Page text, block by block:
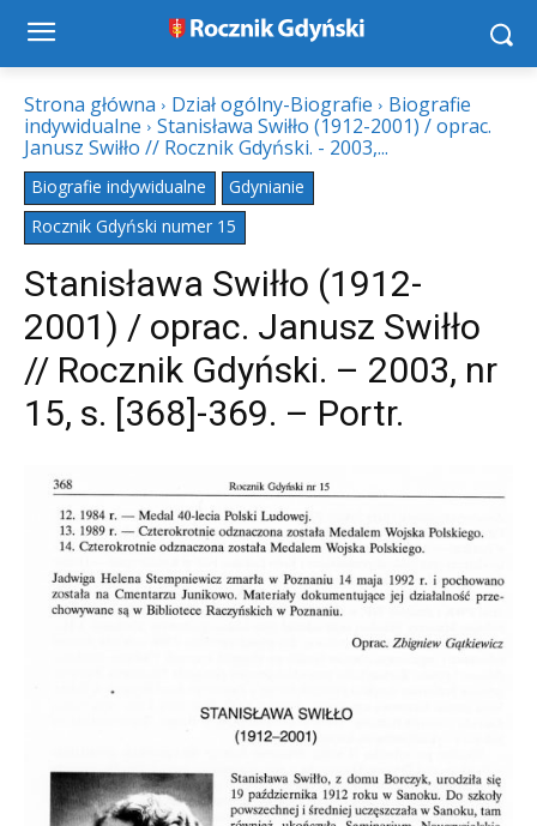
Strona główna Dział ogólny-Biografie
Biografie
indywidualne
Stanisława Swiłło (1912-2001) / oprac.
Janusz Swiłło // Rocznik Gdyński. - 2003,...
Biografie indywidualne
Gdynianie
Rocznik Gdyński numer 15
Stanisława Swiłło (1912-
2001) / oprac. Janusz Swiłło
// Rocznik Gdyński. – 2003, nr
15, s. [368]-369. – Portr.